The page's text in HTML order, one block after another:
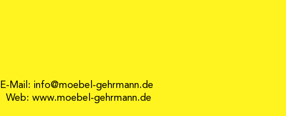
E-Mail: info@moebel-gehrmann.de
Web: www.moebel-gehrmann.de